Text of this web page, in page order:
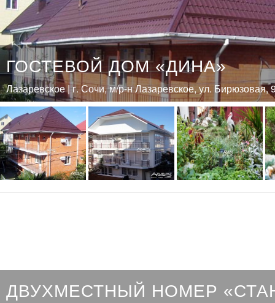
ГОСТЕВОЙ ДОМ «ДИНА»
Лазаревское | г. Сочи, м/р-н Лазаревское, ул. Бирюзовая,
ДВУХМЕСТНЫЙ НОМЕР